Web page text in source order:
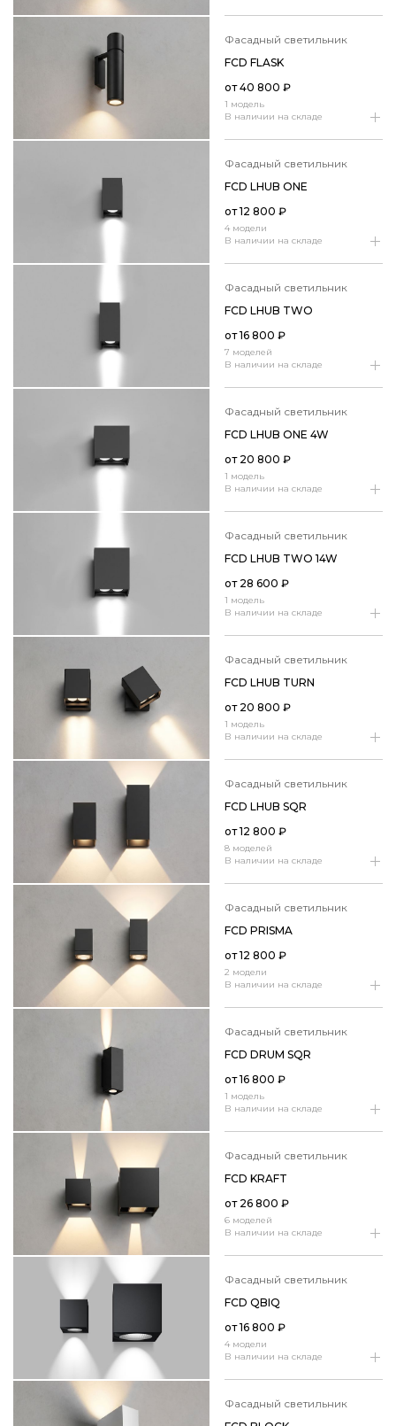
фасадный светильник
1 модель
В наличии на складе
FCD FLASK
от40 800 ₽
фасадный светильник
4 модели
В наличии на складе
FCD LHUB ONE
от12 800 ₽
фасадный светильник
7 моделей
В наличии на складе
FCD LHUB TWO
от16 800 ₽
фасадный светильник
1 модель
В наличии на складе
FCD LHUB ONE 4W
от 20 800 ₽
фасадный светильник
1 модель
В наличии на складе
FCD LHUB TWO 14W
от 28 600 ₽
фасадный светильник
1 модель
В наличии на складе
FCD LHUB TURN
от 20 800 ₽
фасадный светильник
8 моделей
В наличии на складе
FCD LHUB SQR
от12 800 ₽
фасадный светильник
2 модели
В наличии на складе
FCD PRISMA
от12 800 ₽
фасадный светильник
1 модель
В наличии на складе
FCD DRUM SQR
от16 800 ₽
фасадный светильник
6 моделей
В наличии на складе
FCD KRAFT
от 26 800 ₽
фасадный светильник
4 модели
В наличии на складе
FCD QBIQ
от16 800 ₽
фасадный светильник